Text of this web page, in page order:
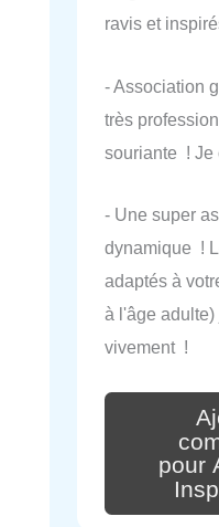
ravis et
- Association
très
souriante ! Je
- Une super
dynamique !
adaptés à
à l'âge
vivement !
pour